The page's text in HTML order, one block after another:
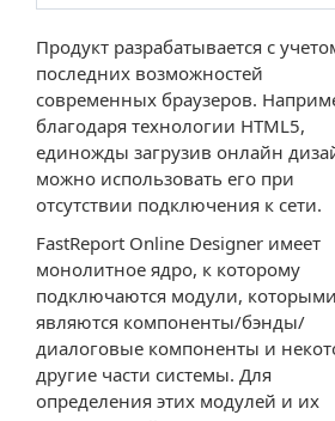
Продукт разрабатывается с
последних возможностей
современных браузеров.
благодаря технологии HTML5,
единожды загрузив онлайн
можно использовать его при
отсутствии подключения к сети.
FastReport Online Designer имеет
монолитное ядро, к которому
подключаются модули, которыми
являются компоненты/бэнды/
диалоговые компоненты и
другие части системы. Для
определения этих модулей и их